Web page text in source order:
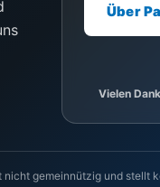
Über
Vielen
gemeinnützig und stellt